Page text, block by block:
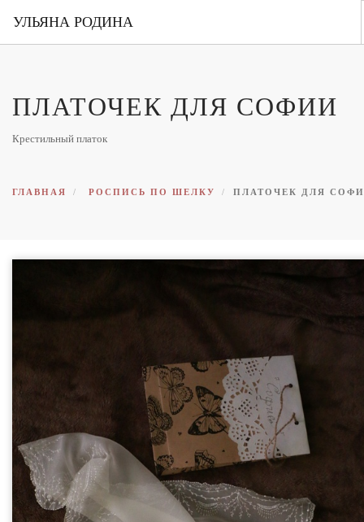
УЛЬЯНА РОДИНА
ОБО МНЕ
ПЛАТОЧЕК ДЛЯ СОФИИ
Крестильный платок
ГЛАВНАЯ РОСПИСЬ ПО ШЕЛКУ ПЛАТОЧЕК ДЛЯ